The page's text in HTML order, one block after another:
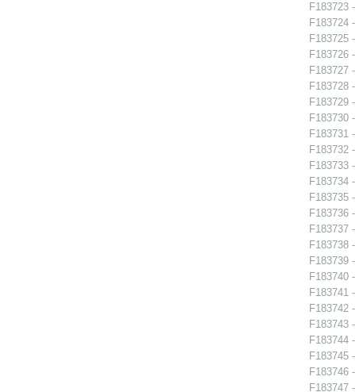
F183723
F183724
F183725
F183726
F183727
F183728
F183729
F183730
F183731
F183732
F183733
F183734
F183735
F183736
F183737
F183738
F183739
F183740
F183741
F183742
F183743
F183744
F183745
F183746
F183747